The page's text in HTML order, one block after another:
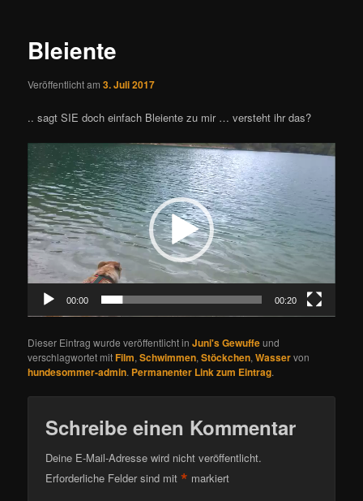
Bleiente
Veröffentlicht am3. Juli 2017
.. sagt SIE doch einfach Bleiente zu mir … versteht ihr das?
Video-
Player
00:00 00:20
Dieser Eintrag wurde veröffentlicht inJuni's Gewuffeund
verschlagwortet mitFilm,Schwimmen,Stöckchen,Wasservon
hundesommer-admin. Permanenter Link zum Eintrag.
Schreibe einen Kommentar
Deine E-Mail-Adresse wird nicht veröffentlicht.
Erforderliche Felder sind mit* markiert